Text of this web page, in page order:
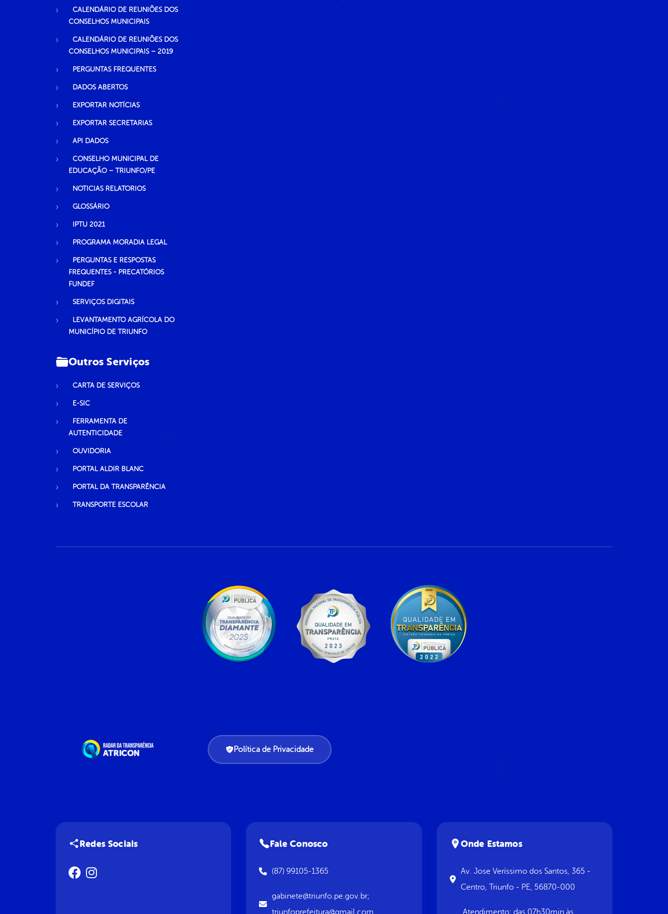
CALENDÁRIO DE REUNIÕES DOS
CONSELHOS MUNICIPAIS
CALENDÁRIO DE REUNIÕES DOS
CONSELHOS MUNICIPAIS – 2019
PERGUNTAS FREQUENTES
DADOS ABERTOS
EXPORTAR NOTÍCIAS
EXPORTAR SECRETARIAS
API DADOS
CONSELHO MUNICIPAL DE
EDUCAÇÃO – TRIUNFO/PE
NOTICIAS RELATORIOS
GLOSSÁRIO
IPTU 2021
PROGRAMA MORADIA LEGAL
PERGUNTAS E RESPOSTAS
FREQUENTES - PRECATÓRIOS
FUNDEF
SERVIÇOS DIGITAIS
LEVANTAMENTO AGRÍCOLA DO
MUNICÍPIO DE TRIUNFO
Outros Serviços
CARTA DE SERVIÇOS
E-SIC
FERRAMENTA DE
AUTENTICIDADE
OUVIDORIA
PORTAL ALDIR BLANC
PORTAL DA TRANSPARÊNCIA
TRANSPORTE ESCOLAR
Política de Privacidade
Redes Sociais Fale Conosco
(87) 99105-1365
gabinete@triunfo.pe.gov.br;
triunfoprefeitura@gmail.com
Onde Estamos
Av. Jose Veríssimo dos Santos, 365 -
Centro, Triunfo - PE, 56870-000
Atendimento: das 07h30min às